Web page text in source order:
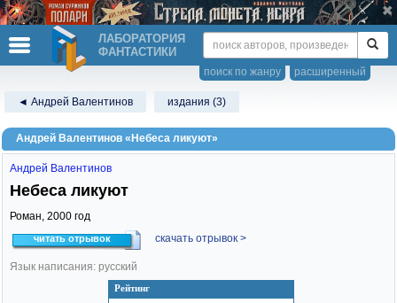
ЛАБОРАТОРИЯ
ФАНТАСТИКИ
расширенный
поиск по жанру
◄ Андрей Валентинов издания (3)
Андрей Валентинов «Небеса ликуют»
Рейтинг
Андрей Валентинов
Небеса ликуют
Роман, 2000 год
читать отрывок скачать отрывок >
Язык написания: русский